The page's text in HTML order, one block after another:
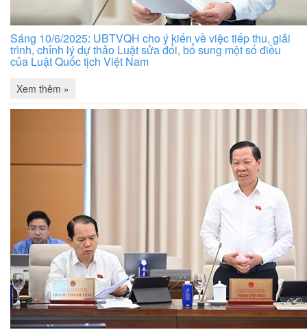
Sáng 10/6/2025: UBTVQH cho ý kiến về việc tiếp thu, giải
trình, chỉnh lý dự thảo Luật sửa đổi, bổ sung một số điều
của Luật Quốc tịch Việt Nam
Xem thêm »